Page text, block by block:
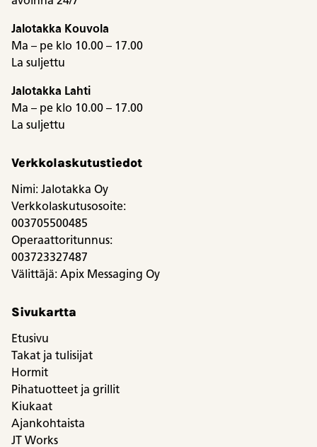
Jalotakka Kouvola
Ma – pe klo 10.00 – 17.00
La suljettu
Jalotakka Lahti
Ma – pe klo 10.00 – 17.00
La suljettu
Verkkolaskutustiedot
Nimi: Jalotakka Oy
Verkkolaskutusosoite:
003705500485
Operaattoritunnus:
003723327487
Välittäjä: Apix Messaging Oy
Sivukartta
Etusivu
Takat ja tulisijat
Hormit
Pihatuotteet ja grillit
Kiukaat
Ajankohtaista
JT Works